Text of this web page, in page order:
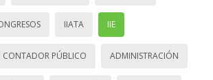
IIATA IIE
CONTADOR PÚBLICO ADMINISTRACIÓN